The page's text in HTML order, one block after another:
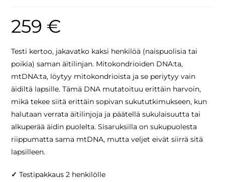
259 €
Testi kertoo, jakavatko kaksi henkilöä (naispuolisia tai
poikia) saman äitilinjan. Mitokondrioiden DNA:ta,
mtDNA:ta, löytyy mitokondrioista ja se periytyy vain
äidiltä lapsille. Tämä DNA mutatoituu erittäin harvoin,
mikä tekee siitä erittäin sopivan sukututkimukseen, kun
halutaan verrata äitilinjoja ja päätellä sukulaisuutta tai
alkuperää äidin puolelta. Sisaruksilla on sukupuolesta
riippumatta sama mtDNA, mutta veljet eivät siirrä sitä
lapsilleen.
✓ Testipakkaus 2 henkilölle